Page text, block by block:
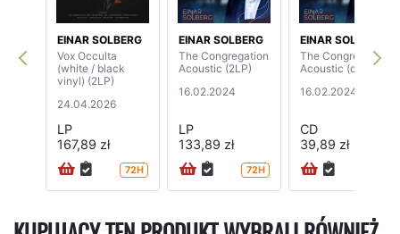
EINAR SOLBERG
Vox Occulta
(white / black
vinyl) (2LP)
24.04.2026
LP
167,89 zł
72H
EINAR SOLBERG
The Congregation
Acoustic (2LP)
16.02.2024
LP
133,89 zł
72H
EINAR SOLBERG
The Congregation
Acoustic (digipak)
16.02.2024
CD
39,89 zł